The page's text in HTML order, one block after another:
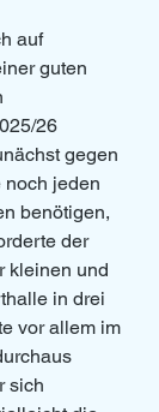
auf
guten
26
gegen
noch jeden
benötigen,
der
kleinen und
in drei
vor allem im
sich